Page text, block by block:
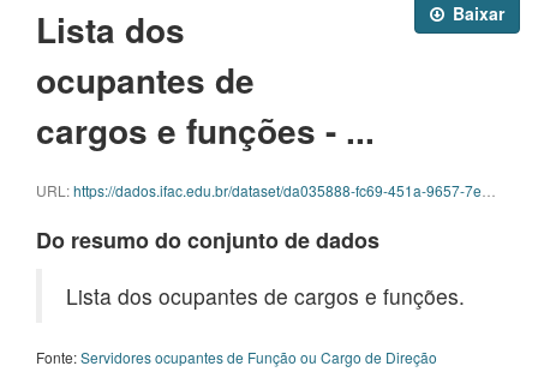
Baixar
Lista dos
ocupantes de
cargos e funções - ...
URL:https://dados.ifac.edu.br/dataset/da035888-fc69-451a-9657-7e2581f773ae/resource/1ffbaf4f-8818-4139-a0dc-ec51ae73e3ba/download/funcao-junho.ods
Do resumo do conjunto de dados
Lista dos ocupantes de cargos e funções.
Fonte:Servidores ocupantes de Função ou Cargo de Direção